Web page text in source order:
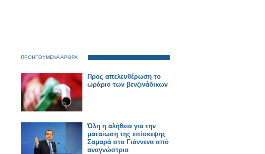
ΠΡΟΗΓΟΥΜΕΝΑ ΑΡΘΡΑ
Προς απελευθέρωση το
ωράριο των βενζινάδικων
Όλη η αλήθεια για την
ματαίωση της επίσκεψης
Σαμαρά στα Γιάννενα από
αναγνώστρια